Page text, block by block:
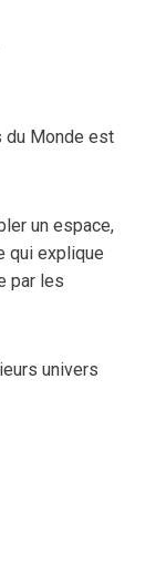
du Monde est
un espace,
qui explique
par les
univers